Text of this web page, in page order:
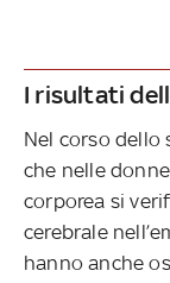
I risultati
Nel corso
che nelle
corporea si
cerebrale
hanno anche